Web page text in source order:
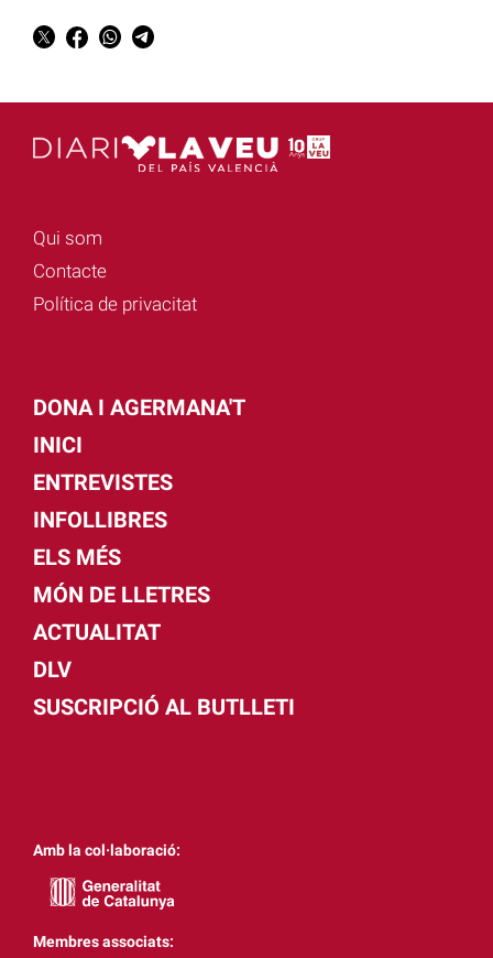
Qui som
Contacte
Política de privacitat
DONA I AGERMANA'T
INICI
ENTREVISTES
INFOLLIBRES
ELS MÉS
MÓN DE LLETRES
ACTUALITAT
DLV
SUSCRIPCIÓ AL BUTLLETI
Amb la col·laboració:
Membres associats: